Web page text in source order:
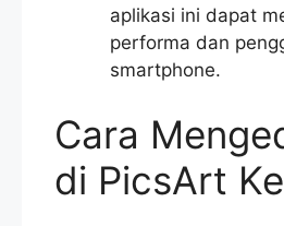
aplikasi ini dapat
performa dan
smartphone.
Cara
di PicsArt